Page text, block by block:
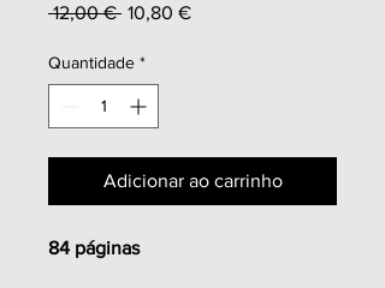
12,00 € Preço
10,80 €Preço
Quantidade *
Adicionar ao carrinho
84 páginas